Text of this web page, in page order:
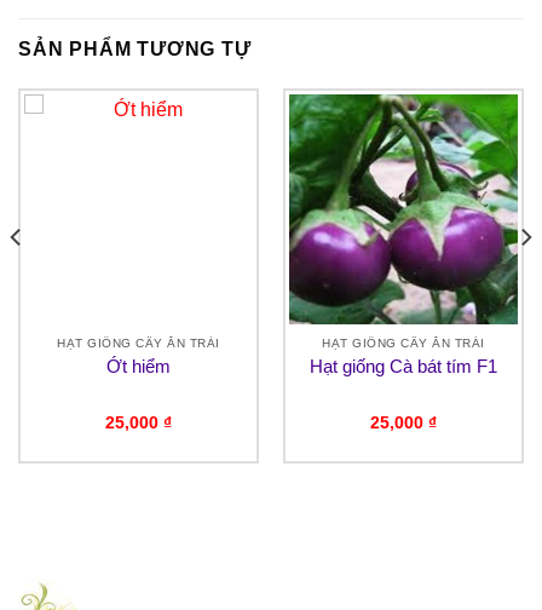
SẢN PHẨM TƯƠNG TỰ
HẠT GIỐNG CÂY ĂN TRÁI
Ớt hiểm
25,000 ₫
HẠT GIỐNG CÂY ĂN TRÁI
Hạt giống Cà bát tím F1
25,000 ₫